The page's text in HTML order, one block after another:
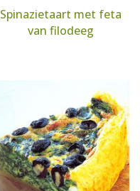
Spinazietaart met feta
van filodeeg